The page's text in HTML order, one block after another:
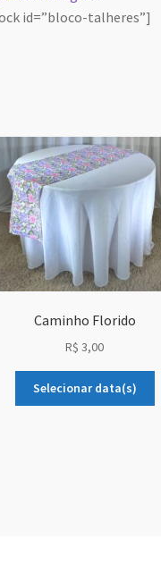
id=”bloco-talheres”]
Caminho Florido
R$ 3,00
Selecionar data(s)